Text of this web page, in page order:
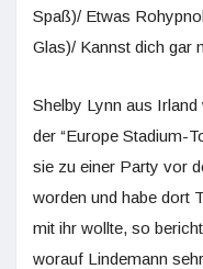
Spaß)/ Etwas
Glas)/ Kannst dich gar
Shelby Lynn aus
der “Europe Stadium-
sie zu einer Party vor
worden und habe dort
mit ihr wollte, so
worauf Lindemann